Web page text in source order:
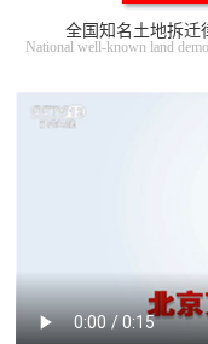
全国知名土地拆迁
National well-known land